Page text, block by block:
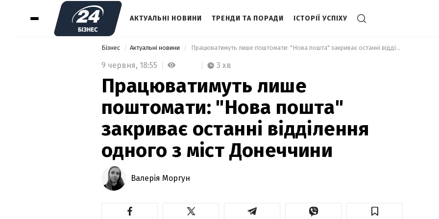
АКТУАЛЬНІ НОВИНИ ТРЕНДИ ТА ПОРАДИ ІСТОРІЇ УСПІХУ
Бізнес Актуальні новини Працюватимуть лише поштомати: "Нова пошта" закриває останні відділення одного з міст Донеччини
9 червня, 18:55 3 хв
Працюватимуть лише
поштомати: "Нова пошта"
закриває останні відділення
одного з міст Донеччини
Валерія Моргун